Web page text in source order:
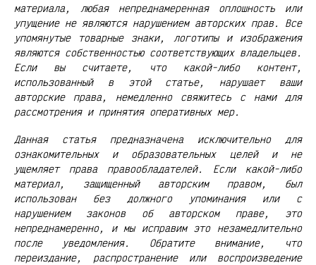
материала, любая непреднамеренная оплошность или
упущение не являются нарушением авторских прав. Все
упомянутые товарные знаки, логотипы и изображения
являются собственностью соответствующих владельцев.
Если вы считаете, что какой-либо контент,
использованный в этой статье, нарушает ваши
авторские права, немедленно свяжитесь с нами для
рассмотрения и принятия оперативных мер.
Данная статья предназначена исключительно для
ознакомительных и образовательных целей и не
ущемляет права правообладателей. Если какой-либо
материал, защищенный авторским правом, был
использован без должного упоминания или с
нарушением законов об авторском праве, это
непреднамеренно, и мы исправим это незамедлительно
после уведомления. Обратите внимание, что
переиздание, распространение или воспроизведение